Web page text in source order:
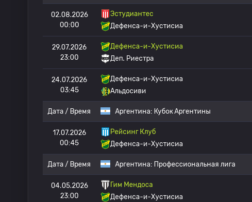
02.08.2026
00:00
Эстудиантес
Дефенса-и-Хустисиа
29.07.2026
23:00
Дефенса-и-Хустисиа
Деп. Риестра
24.07.2026
03:45
Дефенса-и-Хустисиа
Альдосиви
Дата / Время Аргентина: Кубок Аргентины
17.07.2026
00:45
Рейсинг Клуб
Дефенса-и-Хустисиа
Дата / Время Аргентина: Профессиональная лига
04.05.2026
23:00
Гим Мендоса
Дефенса-и-Хустисиа